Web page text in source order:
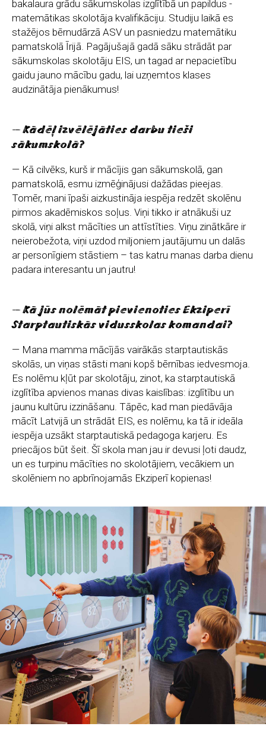
bakalaura grādu sākumskolas izglītībā un papildus -
matemātikas skolotāja kvalifikāciju. Studiju laikā es
stažējos bērnudārzā ASV un pasniedzu matemātiku
pamatskolā Īrijā. Pagājušajā gadā sāku strādāt par
sākumskolas skolotāju EIS, un tagad ar nepacietību
gaidu jauno mācību gadu, lai uzņemtos klases
audzinātāja pienākumus!
— Kādēļ izvēlējāties darbu tieši
sākumskolā?
— Kā cilvēks, kurš ir mācījis gan sākumskolā, gan
pamatskolā, esmu izmēģinājusi dažādas pieejas.
Tomēr, mani īpaši aizkustināja iespēja redzēt skolēnu
pirmos akadēmiskos soļus. Viņi tikko ir atnākuši uz
skolā, viņi alkst mācīties un attīstīties. Viņu zinātkāre ir
neierobežota, viņi uzdod miljoniem jautājumu un dalās
ar personīgiem stāstiem – tas katru manas darba dienu
padara interesantu un jautru!
— Kā jūs nolēmāt pievienoties Ekziperī
Starptautiskās vidusskolas komandai?
— Mana mamma mācījās vairākās starptautiskās
skolās, un viņas stāsti mani kopš bērnības iedvesmoja.
Es nolēmu kļūt par skolotāju, zinot, ka starptautiskā
izglītība apvienos manas divas kaislības: izglītību un
jaunu kultūru izzināšanu. Tāpēc, kad man piedāvāja
mācīt Latvijā un strādāt EIS, es nolēmu, ka tā ir ideāla
iespēja uzsākt starptautiskā pedagoga karjeru. Es
priecājos būt šeit. Šī skola man jau ir devusi ļoti daudz,
un es turpinu mācīties no skolotājiem, vecākiem un
skolēniem no apbrīnojamās Ekziperī kopienas!